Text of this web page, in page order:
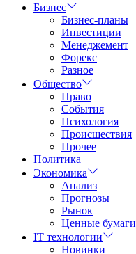
Бизнес
Бизнес-планы
Инвестиции
Менеджемент
Форекс
Разное
Общество
Право
События
Психология
Происшествия
Прочее
Политика
Экономика
Анализ
Прогнозы
Рынок
Ценные бумаги
IT технологии
Новинки